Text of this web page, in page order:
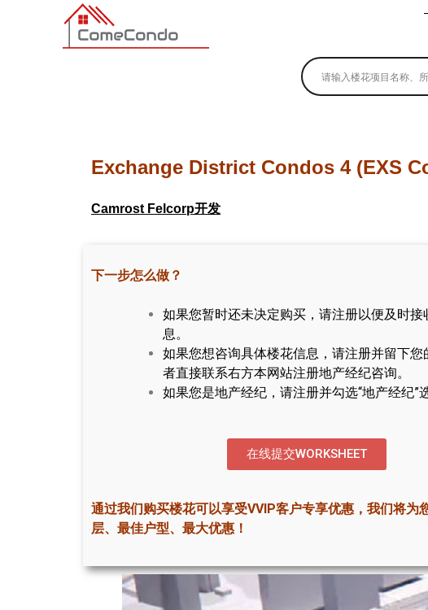
多伦多最新最全的楼花搜索引擎
Exchange District Condos 4 (EXS
Camrost Felcorp开发
下一步怎么做？
如果您暂时还未决定购买，请注册以便及时接
息。
如果您想咨询具体楼花信息，请注册并留下您
者直接联系右方本网站注册地产经纪咨询。
如果您是地产经纪，请注册并勾选“地产经纪”
在线提交WORKSHEET
通过我们购买楼花可以享受VVIP客户专享优惠，我们将为
层、最佳户型、最大优惠！